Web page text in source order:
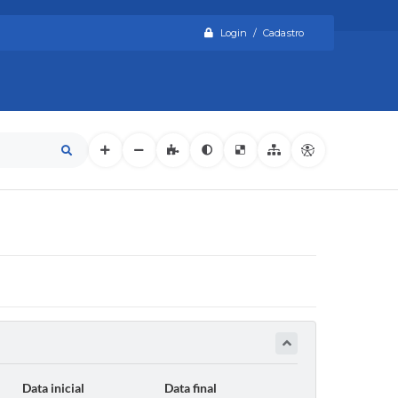
Login / Cadastro
Data inicial Data final